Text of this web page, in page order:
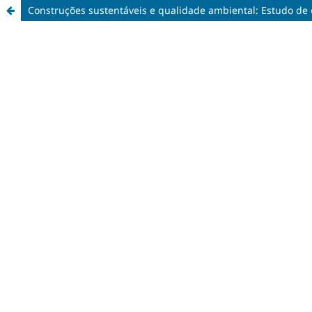
Construções sustentáveis e qualidade ambiental: Estudo